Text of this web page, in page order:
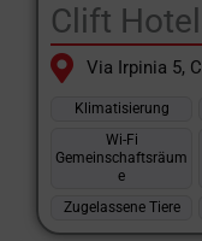
Clift
Via Irpinia 5,
Klimatisierung
Wi-Fi
Gemeinschaftsräum
e
Zugelassene Tiere